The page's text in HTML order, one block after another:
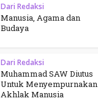
Dari Redaksi
Manusia, Agama dan
Budaya
Dari Redaksi
Muhammad SAW Diutus
Untuk Menyempurnakan
Akhlak Manusia